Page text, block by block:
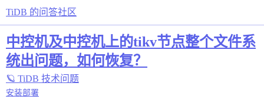
TiDB 的问答社区
中控机及中控机上的tikv节点整个文件系
统出问题，如何恢复？
🪐 TiDB 技术问题
安装部署